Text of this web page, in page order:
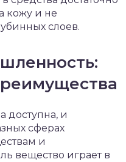
кожу и не
слоев.
доступна, и
сферах
и
вещество играет в